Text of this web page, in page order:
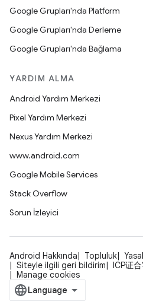
Google Grupları'nda Platform
Google Grupları'nda Derleme
Google Grupları'nda Bağlama
YARDIM ALMA
Android Yardım Merkezi
Pixel Yardım Merkezi
Nexus Yardım Merkezi
www.android.com
Google Mobile Services
Stack Overflow
Sorun İzleyici
Android Hakkında Topluluk
Siteyle ilgili geri bildirim
ICP证
Manage cookies